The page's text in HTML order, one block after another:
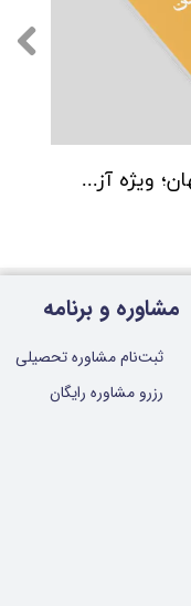
جزوه تاریخ سینمای ایران و جهان؛ ویژه آزمون عملی رشته سینما
مشاوره و برنامه
ثبت‌نام مشاوره تحصیلی
رزرو مشاوره رایگان